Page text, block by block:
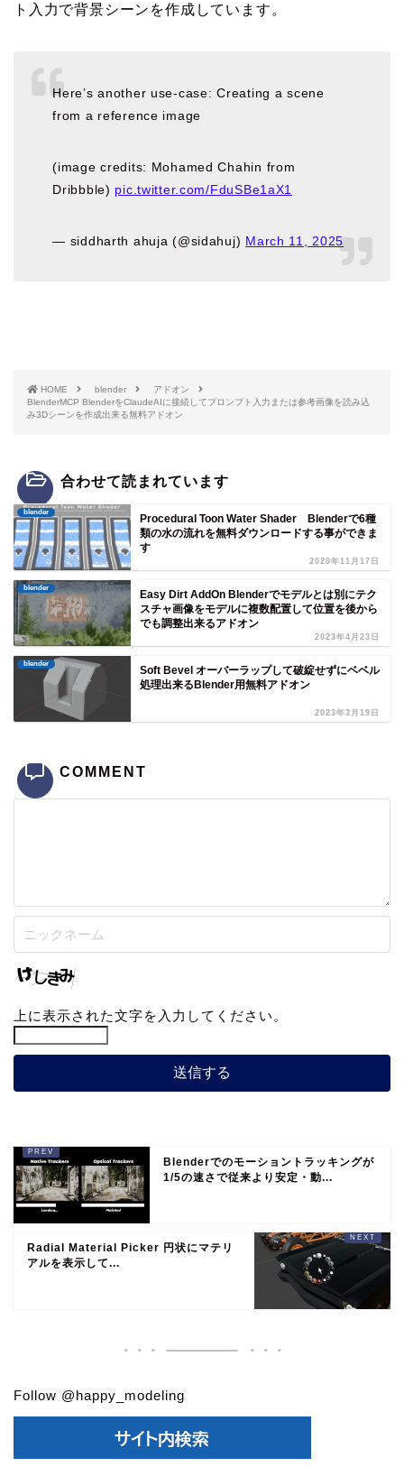
ト入力で背景シーンを作成しています。
Here’s another use-case: Creating a scene
from a reference image
(image credits: Mohamed Chahin from
Dribbble) pic.twitter.com/FduSBe1aX1
— siddharth ahuja (@sidahuj) March 11, 2025
HOME blender
アドオン
BlenderMCP BlenderをClaudeAIに接続してプロンプト入力または参考画像を読み込
み3Dシーンを作成出来る無料アドオン
合わせて読まれています
blender
Procedural Toon Water Shader Blenderで6種
類の水の流れを無料ダウンロードする事ができま
す
2020年11月17日
blender
Easy Dirt AddOn Blenderでモデルとは別にテク
スチャ画像をモデルに複数配置して位置を後から
でも調整出来るアドオン
2023年4月23日
blender
Soft Bevel オーバーラップして破綻せずにベベル
処理出来るBlender用無料アドオン
2023年3月19日
COMMENT
上に表示された文字を入力してください。
Blenderでのモーショントラッキングが
1/5の速さで従来より安定・動...
Radial Material Picker 円状にマテリ
アルを表示して...
Follow @happy_modeling